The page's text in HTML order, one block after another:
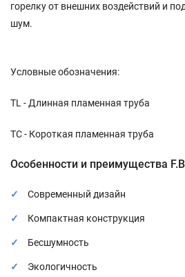
горелку от внешних воздействий и
шум.
Условные обозначения:
TL - Длинная пламенная труба
TC - Короткая пламенная труба
Особенности и преимущества
Современный дизайн
Компактная конструкция
Бесшумность
Экологичность